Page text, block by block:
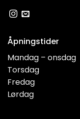
Åpningstider
Mandag – onsdag
Torsdag
Fredag
Lørdag